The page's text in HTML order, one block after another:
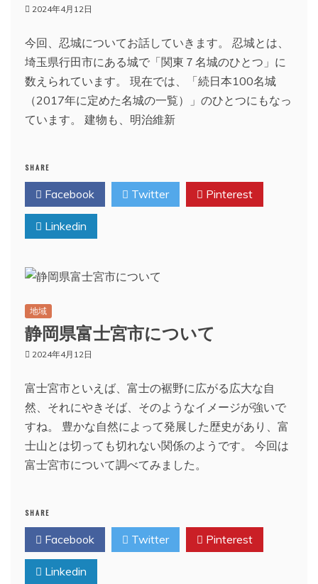
2024年4月12日
今回、忍城についてお話していきます。 忍城とは、
埼玉県行田市にある城で「関東７名城のひとつ」に
数えられています。 現在では、「続日本100名城
（2017年に定めた名城の一覧）」のひとつにもなっ
ています。 建物も、明治維新
SHARE
Facebook Twitter Pinterest
Linkedin
地域
静岡県富士宮市について
2024年4月12日
富士宮市といえば、富士の裾野に広がる広大な自
然、それにやきそば、そのようなイメージが強いで
すね。 豊かな自然によって発展した歴史があり、富
士山とは切っても切れない関係のようです。 今回は
富士宮市について調べてみました。
SHARE
Facebook Twitter Pinterest
Linkedin